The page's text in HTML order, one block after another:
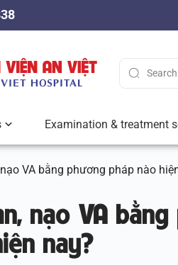
Examination & treatment
VA bằng phương pháp nào
nạo VA
nay?